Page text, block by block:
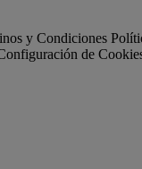
y Condiciones
de